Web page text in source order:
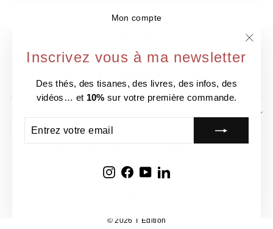
Inscrivez vous à ma newsletter
Des thés, des tisanes, des livres, des infos, des
vidéos… et 10% sur votre première commande.
VOTRE
EMAIL
InstagramFacebook
YouTubeLinkedIn
Mon compte
Où nous trouver ?
Politique de remboursement
CGV Politique d'expédition
© 2026 T Édition